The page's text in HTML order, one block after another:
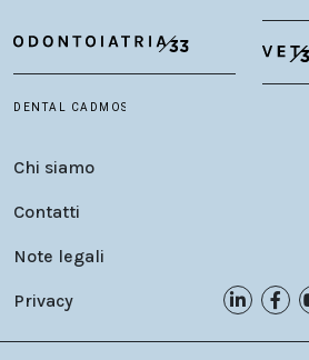
Chi siamo
Contatti
Note legali
Privacy